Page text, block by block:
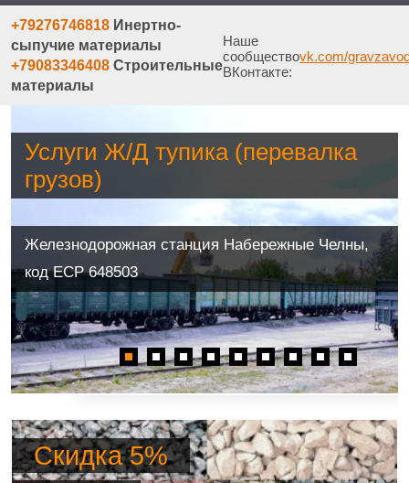
+79276746818 Инертно-
сыпучие материалы
+79083346408 Строительные
материалы
Наше
сообщество
ВКонтакте:
vk.com/
Услуги Ж/Д тупика (перевалка
грузов)
Железнодорожная станция Набережные Челны,
код ЕСР 648503
Скидка 5%